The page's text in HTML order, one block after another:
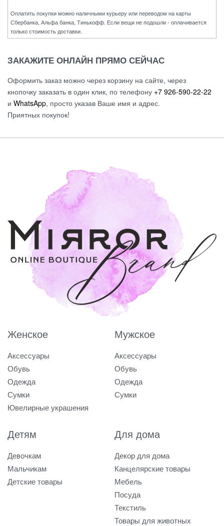
Оплатить покупки можно наличными курьеру или переводом на карты
Сбербанка, Альфа банка, Тинькофф. Если вещи не подошли - оплачивается
только стоимость доставки.
ЗАКАЖИТЕ ОНЛАЙН ПРЯМО СЕЙЧАС
Оформить заказ можно через корзину на сайте, через
кнопочку заказать в один клик, по телефону +7 926-590-22-22
и WhatsApp, просто указав Ваше имя и адрес.
Приятных покупок!
Женское
Аксессуары
Обувь
Одежда
Сумки
Ювелирные украшения
Мужское
Аксессуары
Обувь
Одежда
Сумки
Детям
Девочкам
Мальчикам
Детские товары
Для дома
Декор для дома
Канцелярские товары
Мебель
Посуда
Текстиль
Товары для животных